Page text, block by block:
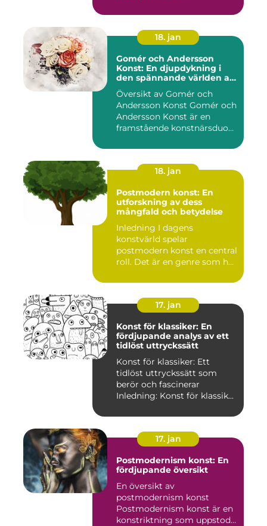
18. jan
Gomér och Andersson
Konst: En djupdykning i
den spännande världen av
konst
Översikt av Gomér och
Andersson Konst Gomér och
Andersson Konst är en
framstående konstnärsduo
18. jan
Postmodern konst: En
utforskning av dess
mångfald och betydelse
Inledning I dagens
konstvärld spelar
postmodern konst en central
roll. Det är en genre som har
17. jan
Konst för klassiker: En
fördjupande analys av ett
tidlöst uttryckssätt
Konst för klassiker: Ett
tidlöst uttryckssätt som
berör och fascinerar
Inledning: Konst för klassik...
17. jan
Postmodernism konst: En
fördjupande översikt
En översikt av
postmodernism konst
Postmodernism konst är en
konstriktning som uppstod